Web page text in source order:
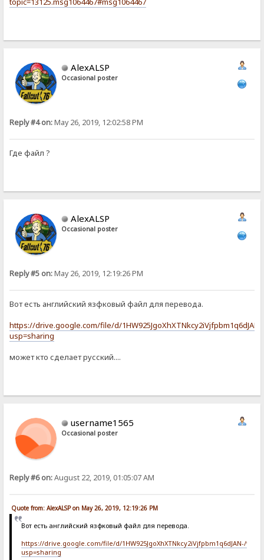
AlexALSP
Occasional poster
Reply #4 on:May 26, 2019, 12:02:58 PM
Где файл ?
AlexALSP
Occasional poster
Reply #5 on:May 26, 2019, 12:19:26 PM
Вот есть английский язфковый файл для перевода.
https://drive.google.com/file/d/
usp=sharing
может кто сделает русский....
username1565
Occasional poster
Reply #6 on:August 22, 2019, 01:05:07 AM
Quote from: AlexALSP on May 26, 2019, 12:19:26 PM
Вот есть английский язфковый файл для перевода.
https://drive.google.com/file/d/1HW925JgoXhXTNkcy2iVjfpbm1q6dJAN-/view?
usp=sharing